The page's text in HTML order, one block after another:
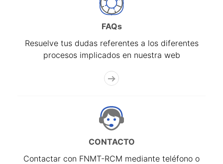
FAQs
Resuelve tus dudas referentes a los diferentes
procesos implicados en nuestra web
CONTACTO
Contactar con FNMT-RCM mediante teléfono o